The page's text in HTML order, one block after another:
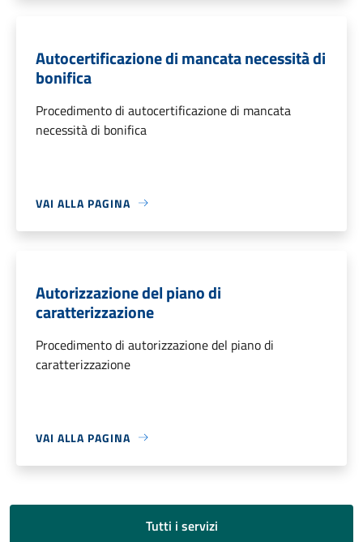
Autocertificazione di mancata necessità di
bonifica
Procedimento di autocertificazione di mancata
necessità di bonifica
VAI ALLA PAGINA
Autorizzazione del piano di
caratterizzazione
Procedimento di autorizzazione del piano di
caratterizzazione
VAI ALLA PAGINA
Tutti i servizi